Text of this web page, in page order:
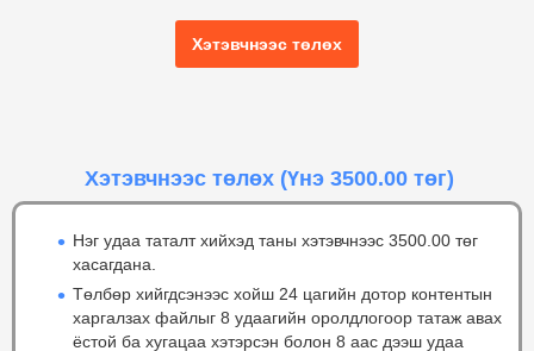
Хэтэвчнээс төлөх
Хэтэвчнээс төлөх (Үнэ 3500.00 төг)
Нэг удаа таталт хийхэд таны хэтэвчнээс 3500.00 төг
хасагдана.
Төлбөр хийгдсэнээс хойш 24 цагийн дотор контентын
харгалзах файлыг 8 удаагийн оролдлогоор татаж авах
ёстой ба хугацаа хэтэрсэн болон 8 аас дээш удаа